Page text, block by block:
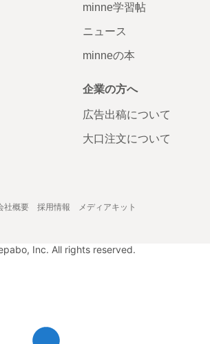
minne学習帖
ニュース
minneの本
企業の方へ
広告出稿について
大口注文について
社概要 採用情報 メディアキット
Inc. All rights reserved.